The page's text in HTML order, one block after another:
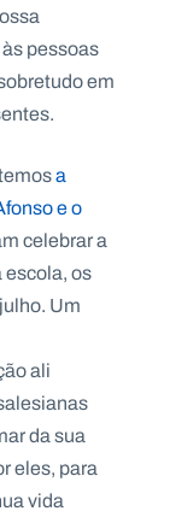
pessoas
em
a
e o
celebrar a
os
Um
ali
da sua
eles, para
vida